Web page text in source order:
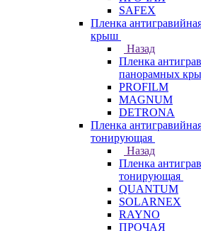
SAFEX
Пленка
крыш
Назад
Пленка
панорамных
PROFILM
MAGNUM
DETRONA
Пленка
тонирующая
Назад
Пленка
тонирующая
QUANTUM
SOLARNEX
RAYNO
ПРОЧАЯ